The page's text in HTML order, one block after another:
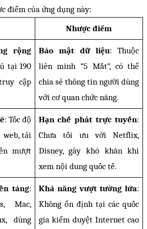
điểm của ứng dụng này:
Nhược điểm
rộng
tại 190
cập
Bảo mật dữ liệu: Thuộc
liên minh “5 Mắt”, có thể
chia sẻ thông tin người dùng
với cơ quan chức năng.
: Tốc độ
tải
mượt
Hạn chế phát trực tuyến:
Chưa tối ưu với Netflix,
Disney, gây khó khăn khi
xem nội dung quốc tế.
tảng:
Mac,
dùng
Khả năng vượt tường lửa:
Không ổn định tại các quốc
gia kiểm duyệt Internet cao